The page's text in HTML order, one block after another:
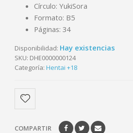
Círculo: YukiSora
Formato: B5
Páginas: 34
Disponibilidad: Hay existencias
SKU: DHE0000000124
Categoría: Hentai +18
COMPARTIR